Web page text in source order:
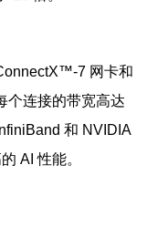
7 网卡和
个连接的带宽高达
和 NVIDIA
AI 性能。